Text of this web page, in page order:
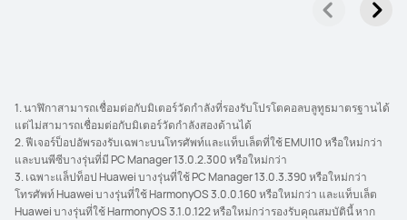
1. นาฬิกาสามารถเชื่อมต่อกับมิเตอร์วัดกําลังที่รองรับโปรโตคอลบลูทูธมาตรฐานได้
แต่ไม่สามารถเชื่อมต่อกับมิเตอร์วัดกําลังสองด้านได้
2. ฟีเจอร์ป็อปอัพรองรับเฉพาะบนโทรศัพท์และแท็บเล็ตที่ใช้ EMUI10 หรือใหม่กว่า
และบนพีซีบางรุ่นที่มี PC Manager 13.0.2.300 หรือใหม่กว่า
3. เฉพาะแล็ปท็อป Huawei บางรุ่นที่ใช้ PC Manager 13.0.3.390 หรือใหม่กว่า
โทรศัพท์ Huawei บางรุ่นที่ใช้ HarmonyOS 3.0.0.160 หรือใหม่กว่า และแท็บเล็ต
Huawei บางรุ่นที่ใช้ HarmonyOS 3.1.0.122 หรือใหม่กว่ารองรับคุณสมบัตินี้ หาก